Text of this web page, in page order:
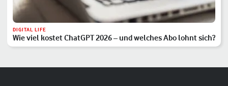
DIGITAL LIFE
Wie viel kostet ChatGPT 2026 – und welches Abo lohnt sich?